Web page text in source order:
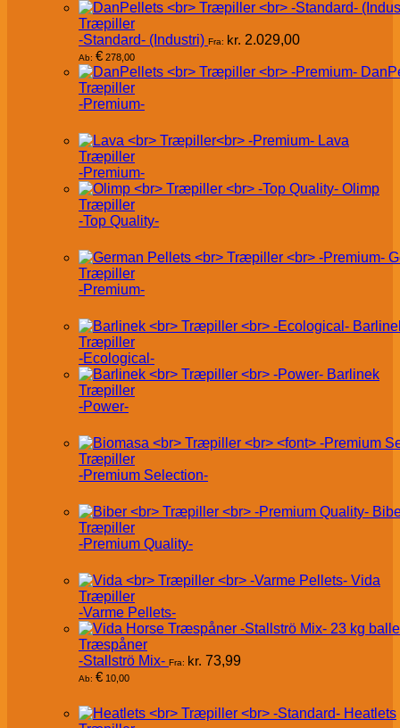
Træpiller
-Standard- (Industri) Fra: kr. 2.029,00
Ab: € 278,00
Træpiller
-Premium-
Lava
Træpiller
-Premium-
Olimp
Træpiller
-Top Quality-
Træpiller
-Premium-
Træpiller
-Ecological-
Barlinek
Træpiller
-Power-
Træpiller
-Premium Selection-
Træpiller
-Premium Quality-
Vida
Træpiller
-Varme Pellets-
Træspåner
-Stallströ Mix- Fra: kr. 73,99
Ab: € 10,00
Heatlets